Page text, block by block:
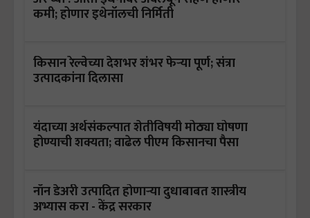
कमी; होणार इथेनॉलची निर्मिती
किसान रेल्वेच्या देशभर शंभर फेऱ्या पूर्ण; संत्रा
उत्पादकांना दिलासा
यंदाच्या अर्थसंकल्पात शेतीविषयी मोठ्या घोषणा
होण्याची शक्यता; वाढेल पीएम किसानचा पैसा
नॉन डेअरी उत्पादित होणाऱ्या दुधाबाबत शास्त्रीय
अभ्यास करा - केंद्र सरकार